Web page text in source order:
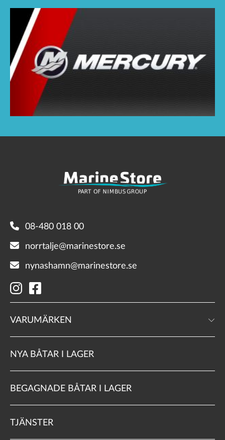
08-480 018 00
norrtalje@marinestore.se
nynashamn@marinestore.se
VARUMÄRKEN
NYA BÅTAR I LAGER
BEGAGNADE BÅTAR I LAGER
TJÄNSTER